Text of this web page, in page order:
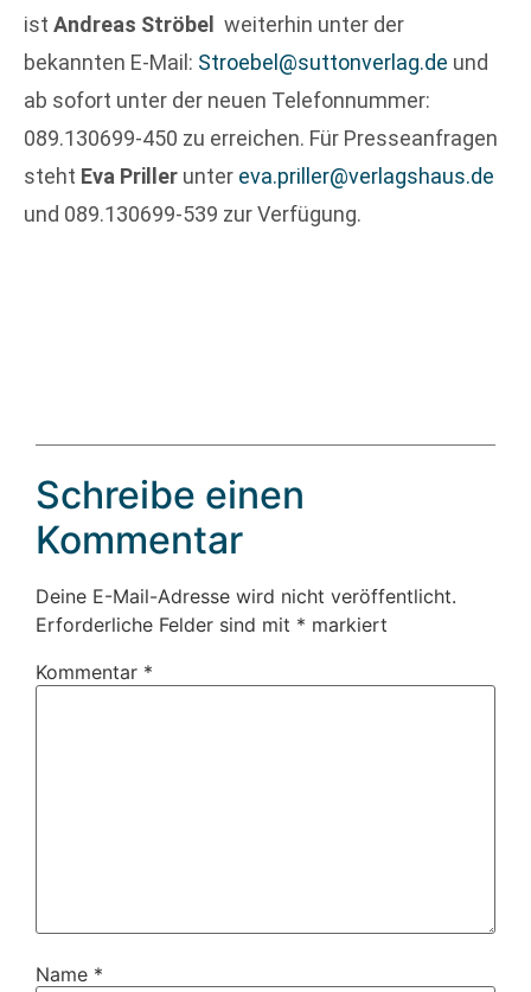
ist Andreas Ströbel weiterhin unter der
bekannten E-Mail: Stroebel@suttonverlag.de und
ab sofort unter der neuen Telefonnummer:
089.130699-450 zu erreichen. Für Presseanfragen
steht Eva Priller unter eva.priller@verlagshaus.de
und 089.130699-539 zur Verfügung.
Schreibe einen
Kommentar
Deine E-Mail-Adresse wird nicht veröffentlicht.
Erforderliche Felder sind mit * markiert
Kommentar *
Name *